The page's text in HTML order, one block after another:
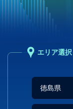
エリア選択